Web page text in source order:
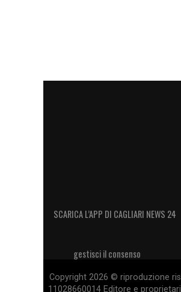
SCARICA L’APP DI CAGLIARI NEWS 24
gestisci il consenso
Copyright 2026 © riproduzione
11028660014 Editore e